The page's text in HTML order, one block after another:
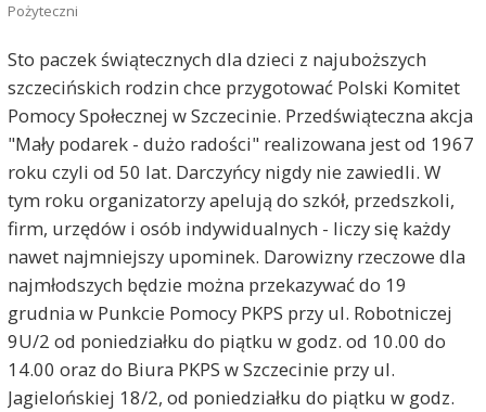
Pożyteczni
Sto paczek świątecznych dla dzieci z najuboższych
szczecińskich rodzin chce przygotować Polski Komitet
Pomocy Społecznej w Szczecinie. Przedświąteczna akcja
"Mały podarek - dużo radości" realizowana jest od 1967
roku czyli od 50 lat. Darczyńcy nigdy nie zawiedli. W
tym roku organizatorzy apelują do szkół, przedszkoli,
firm, urzędów i osób indywidualnych - liczy się każdy
nawet najmniejszy upominek. Darowizny rzeczowe dla
najmłodszych będzie można przekazywać do 19
grudnia w Punkcie Pomocy PKPS przy ul. Robotniczej
9U/2 od poniedziałku do piątku w godz. od 10.00 do
14.00 oraz do Biura PKPS w Szczecinie przy ul.
Jagielońskiej 18/2, od poniedziałku do piątku w godz.